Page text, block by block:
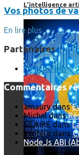
L’intelligence
Vos photos de
En lire plus
Partenaires
French Tech
Commentaires
amaurydans
Micheldans
SILAIREdans
Visiteurdans
Node.Js ABI